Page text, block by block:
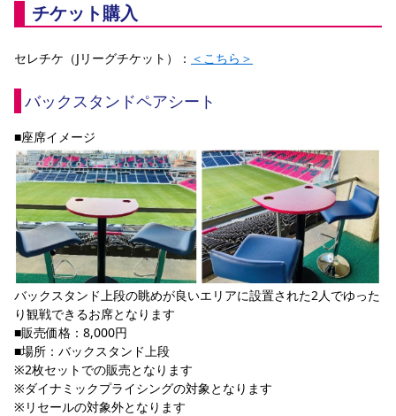
チケット購入
セレチケ（Jリーグチケット）： ＜こちら＞
バックスタンドペアシート
■座席イメージ
バックスタンド上段の眺めが良いエリアに設置された2人でゆった
り観戦できるお席となります
■販売価格：8,000円
■場所：バックスタンド上段
※2枚セットでの販売となります
※ダイナミックプライシングの対象となります
※リセールの対象外となります